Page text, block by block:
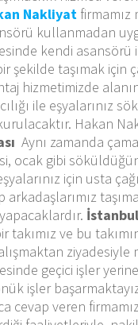
Nakliyat firmamız
kullanmadan
kendi asansörü
şekilde taşımak için
hizmetimizde
ile eşyalarınız
Hakan
Aynı zamanda
ocak gibi
için usta
takımız ve bu
ziyadesiyle
geçici işler
işler
cevap veren